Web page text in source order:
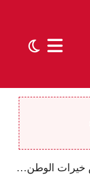
خيرات الوطن…